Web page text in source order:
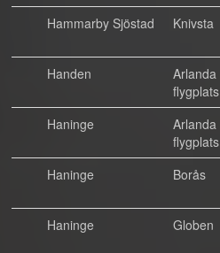
Hammarby Sjöstad
Knivsta
Handen
Arlanda
flygplats
Haninge
Arlanda
flygplats
Haninge
Borås
Haninge
Globen